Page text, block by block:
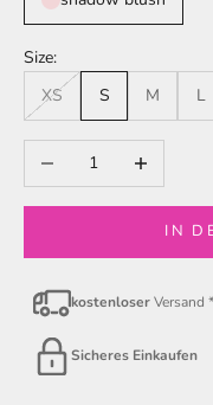
Size:
XS
S M L
Anzahl verringernAnzahl
IN
kostenloserVersand *
Sicheres Einkaufen